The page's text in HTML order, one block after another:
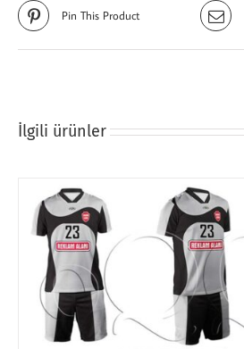
Pin This Product
İlgili ürünler